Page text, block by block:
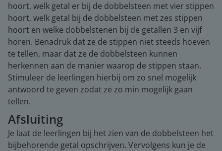
hoort, welk getal er bij de dobbelsteen met vier stippen
hoort, welk getal bij de dobbelsteen met zes stippen
hoort en welke dobbelstenen bij de getallen 3 en vijf
horen. Benadruk dat ze de stippen niet steeds hoeven
te tellen, maar dat ze de dobbelsteen kunnen
herkennen aan de manier waarop de stippen staan.
Stimuleer de leerlingen hierbij om zo snel mogelijk
antwoord te geven zodat ze zo min mogelijk gaan
tellen.
Afsluiting
Je laat de leerlingen bij het zien van de dobbelsteen het
bijbehorende getal opschrijven. Vervolgens kun je de